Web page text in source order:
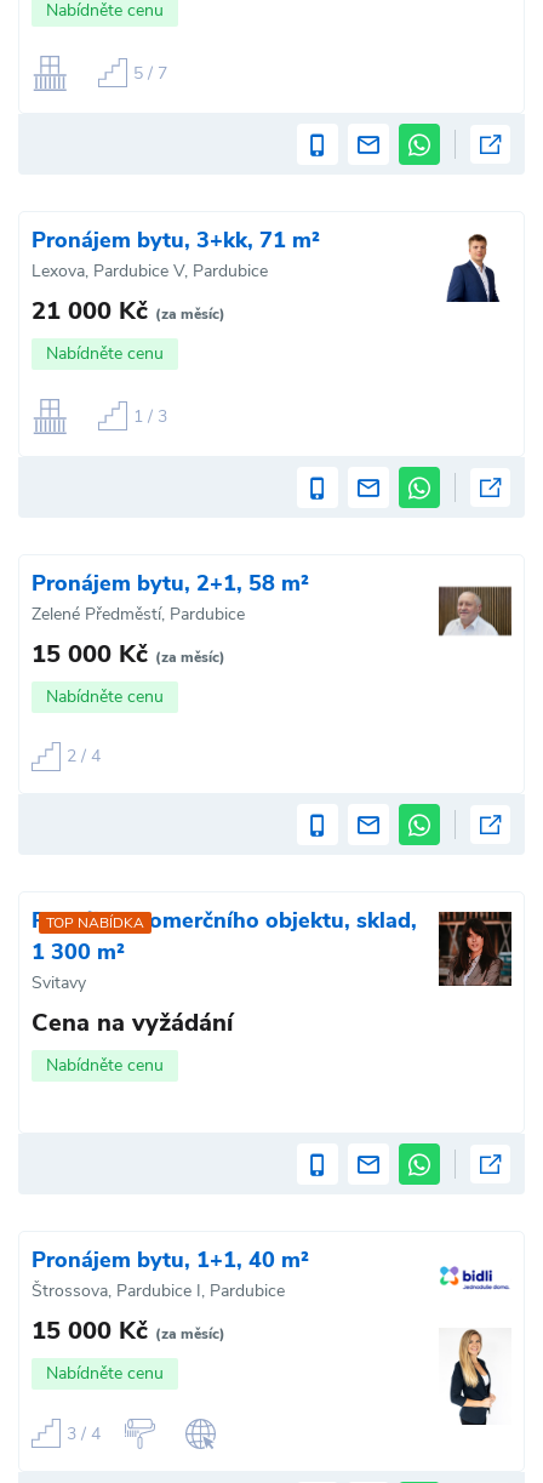
Nabídněte cenu
5 / 7
Pronájem bytu, 3+kk, 71 m²
Lexova, Pardubice V, Pardubice
21 000 Kč (za měsíc)
Nabídněte cenu
1 / 3
Pronájem bytu, 2+1, 58 m²
Zelené Předměstí, Pardubice
15 000 Kč (za měsíc)
Nabídněte cenu
2 / 4
TOP NABÍDKA
Pronájem komerčního objektu, sklad,
1 300 m²
Svitavy
Cena na vyžádání
Nabídněte cenu
Pronájem bytu, 1+1, 40 m²
Štrossova, Pardubice I, Pardubice
15 000 Kč (za měsíc)
Nabídněte cenu
3 / 4